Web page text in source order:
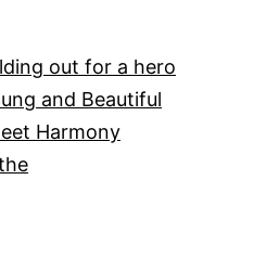
out for a hero
and Beautiful
Harmony